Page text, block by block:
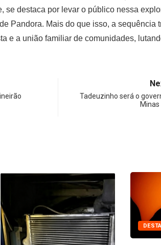
se destaca por levar o público nessa
Pandora. Mais do que isso, a sequência
e a união familiar de comunidades,
Tadeuzinho será o
DESTAQUE POLÍCIA